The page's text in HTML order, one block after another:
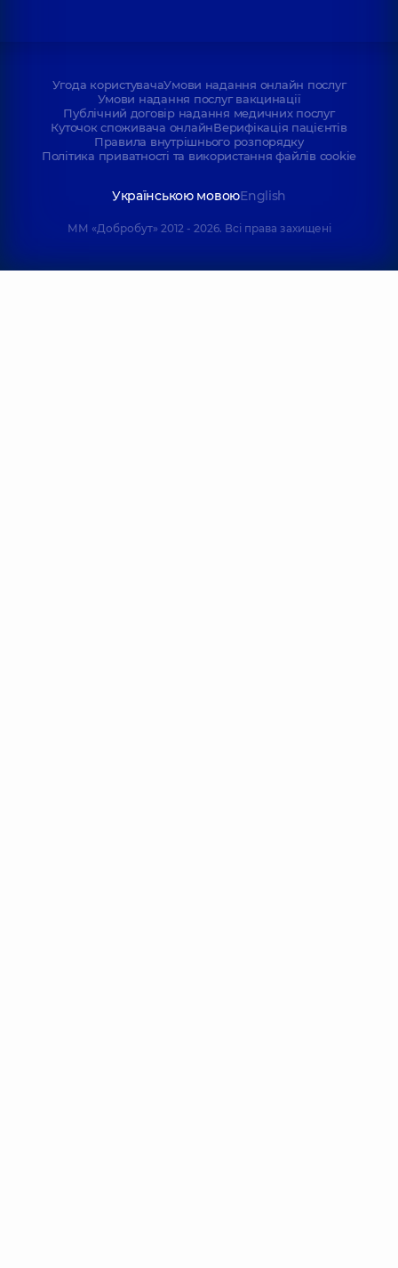
Угода користувачаУмови надання онлайн послуг
Умови надання послуг вакцинації
Публічний договір надання медичних послуг
Куточок споживача онлайнВерифікація пацієнтів
Правила внутрішнього розпорядку
Політика приватності та використання файлів cookie
Українською мовоюEnglish
ММ «Добробут» 2012 - 2026. Всі права захищені